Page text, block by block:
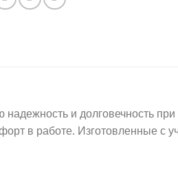
и долговечность
в работе. Изготовленные с